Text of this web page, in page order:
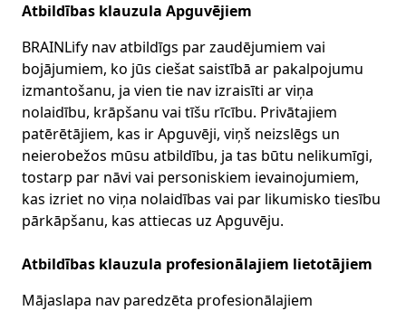
Atbildības klauzula Apguvējiem
BRAINLify nav atbildīgs par zaudējumiem vai
bojājumiem, ko jūs ciešat saistībā ar pakalpojumu
izmantošanu, ja vien tie nav izraisīti ar viņa
nolaidību, krāpšanu vai tīšu rīcību. Privātajiem
patērētājiem, kas ir Apguvēji, viņš neizslēgs un
neierobežos mūsu atbildību, ja tas būtu nelikumīgi,
tostarp par nāvi vai personiskiem ievainojumiem,
kas izriet no viņa nolaidības vai par likumisko tiesību
pārkāpšanu, kas attiecas uz Apguvēju.
Atbildības klauzula profesionālajiem lietotājiem
Mājaslapa nav paredzēta profesionālajiem